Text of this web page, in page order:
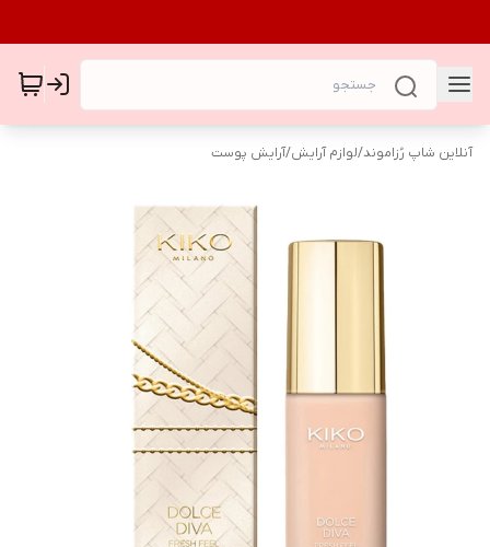
آنلاین شاپ رُزاموند/لوازم آرایش/آرایش پوست